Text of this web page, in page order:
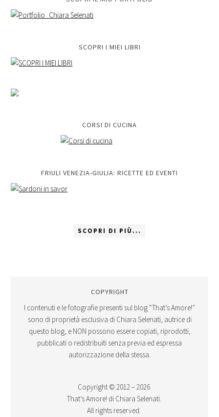
SCOPRI I MIEI LIBRI
CORSI DI CUCINA
FRIULI VENEZIA-GIULIA: RICETTE ED EVENTI
SCOPRI DI PIÙ...
COPYRIGHT
I contenuti e le fotografie presenti sul blog “That’s Amore!”
sono di proprietà esclusiva di Chiara Selenati, autrice di
questo blog, e NON possono essere copiati, riprodotti,
pubblicati o redistribuiti senza previa ed espressa
autorizzazione della stessa.
Copyright © 2012 – 2026
That’s Amore! di Chiara Selenati.
All rights reserved.